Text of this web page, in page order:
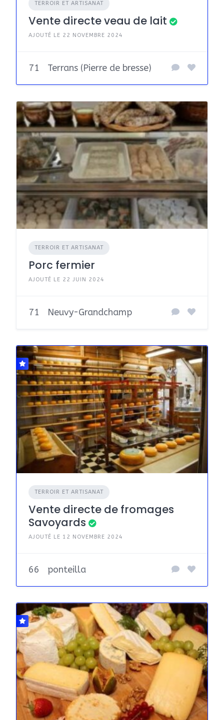
TERROIR ET ARTISANAT
Vente directe veau de lait
AJOUTÉ LE 22 NOVEMBRE 2024
71 Terrans (Pierre de bresse)
TERROIR ET ARTISANAT
Porc fermier
AJOUTÉ LE 22 JUIN 2024
71 Neuvy-Grandchamp
TERROIR ET ARTISANAT
Vente directe de fromages
Savoyards
AJOUTÉ LE 12 NOVEMBRE 2024
66 ponteilla